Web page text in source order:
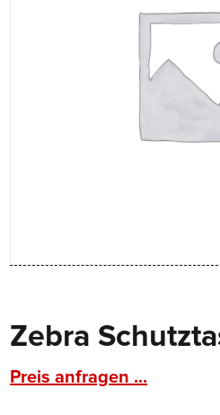
Zebra
Preis anfragen ...